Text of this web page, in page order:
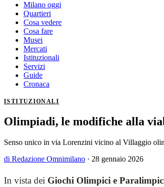
Milano oggi
Quartieri
Cosa vedere
Cosa fare
Musei
Mercati
Istituzionali
Servizi
Guide
Cronaca
ISTITUZIONALI
Olimpiadi, le modifiche alla
Senso unico in via Lorenzini vicino al Villaggio
di Redazione Omnimilano · 28 gennaio 2026
In vista dei Giochi Olimpici e